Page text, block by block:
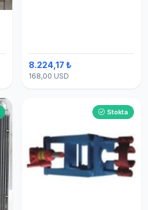
8.224,17 ₺
168,00 USD
Stokta